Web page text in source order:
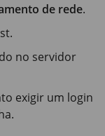
de rede.
no servidor
exigir um login